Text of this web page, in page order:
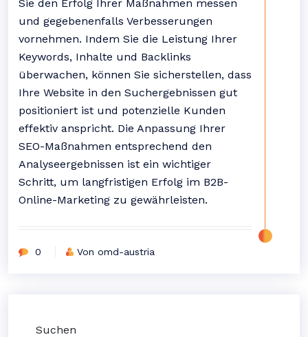
Sie den Erfolg Ihrer Maßnahmen messen
und gegebenenfalls Verbesserungen
vornehmen. Indem Sie die Leistung Ihrer
Keywords, Inhalte und Backlinks
überwachen, können Sie sicherstellen, dass
Ihre Website in den Suchergebnissen gut
positioniert ist und potenzielle Kunden
effektiv anspricht. Die Anpassung Ihrer
SEO-Maßnahmen entsprechend den
Analyseergebnissen ist ein wichtiger
Schritt, um langfristigen Erfolg im B2B-
Online-Marketing zu gewährleisten.
0 Von omd-austria
Suchen